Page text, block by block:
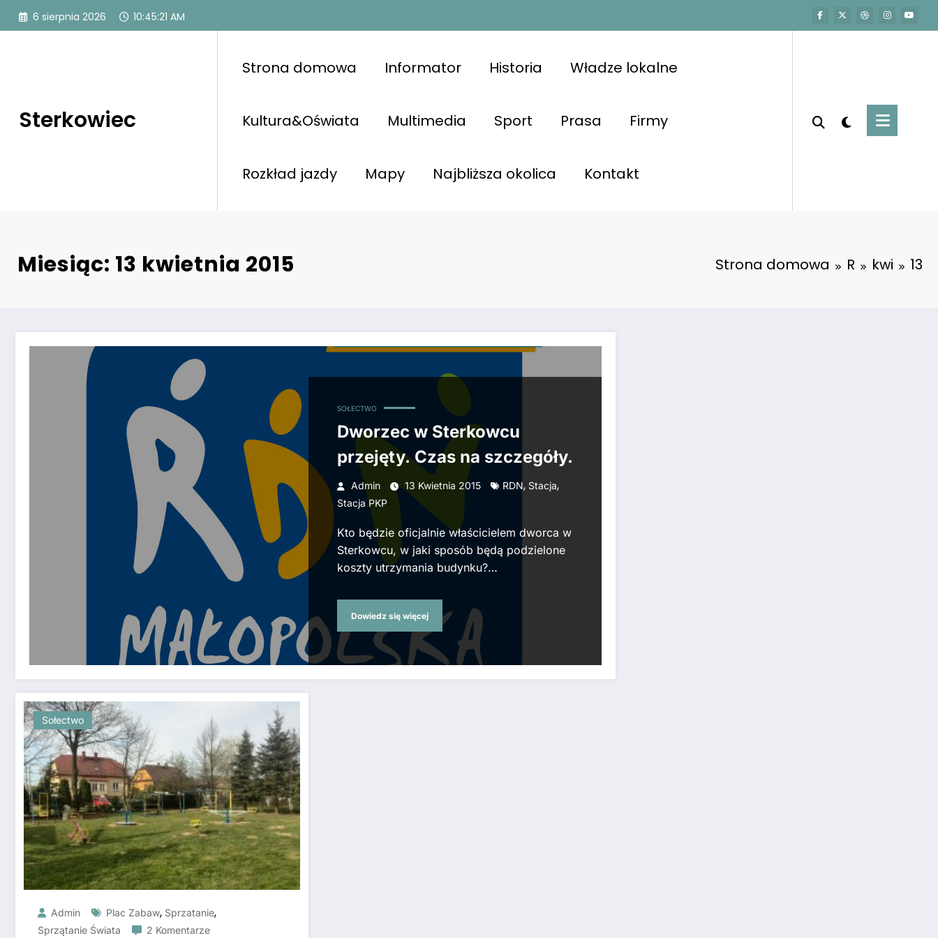
Przejdź
6 sierpnia 2026 10:45:21 AM
Sterkowiec
Strona domowa Informator Historia Władze lokalne
Kultura&Oświata Multimedia Sport Prasa Firmy
Rozkład jazdy Mapy Najbliższa okolica Kontakt
Miesiąc: 13 kwietnia 2015 Strona domowa R kwi 13
SOŁECTWO
Dworzec w Sterkowcu
przejęty. Czas na szczegóły.
Admin 13 Kwietnia 2015 RDN, Stacja,
Stacja PKP
Kto będzie oficjalnie właścicielem dworca w
Sterkowcu, w jaki sposób będą podzielone
koszty utrzymania budynku?…
Dowiedz się więcej
Sołectwo
Admin Plac Zabaw, Sprzatanie,
Sprzątanie Świata 2 Komentarze